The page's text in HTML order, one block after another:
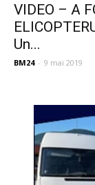
VIDEO – A
Un...
BM24 - 9 mai 2019